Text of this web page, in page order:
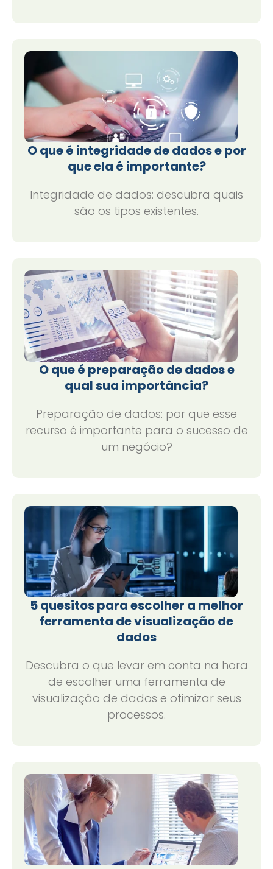
O que é integridade de dados e por
que ela é importante?
Integridade de dados: descubra quais
são os tipos existentes.
O que é preparação de dados e
qual sua importância?
Preparação de dados: por que esse
recurso é importante para o sucesso de
um negócio?
5 quesitos para escolher a melhor
ferramenta de visualização de
dados
Descubra o que levar em conta na hora
de escolher uma ferramenta de
visualização de dados e otimizar seus
processos.